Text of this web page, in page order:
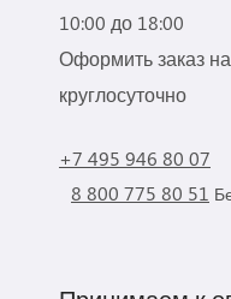
10:00 до 18:00
Оформить заказ
круглосуточно
+7 495 946 80 07
8 800 775 80 51